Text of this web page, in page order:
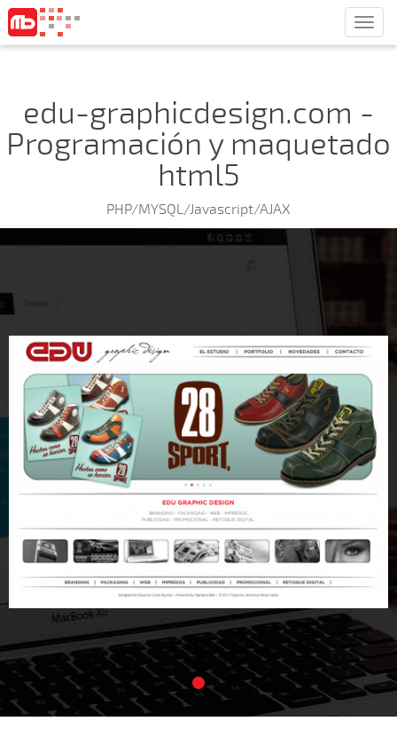
edu-graphicdesign.com -
Programación y maquetado
html5
PHP/MYSQL/Javascript/AJAX